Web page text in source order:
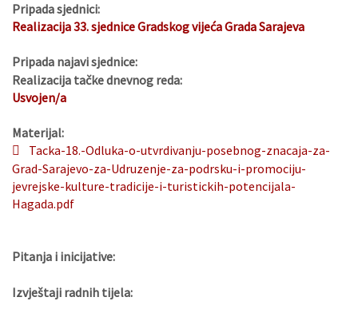
Pripada sjednici:
Realizacija 33. sjednice Gradskog vijeća Grada Sarajeva
Pripada najavi sjednice:
Realizacija tačke dnevnog reda:
Usvojen/a
Materijal:
Tacka-18.-Odluka-o-utvrdivanju-posebnog-znacaja-za-
Grad-Sarajevo-za-Udruzenje-za-podrsku-i-promociju-
jevrejske-kulture-tradicije-i-turistickih-potencijala-
Hagada.pdf
Pitanja i inicijative:
Izvještaji radnih tijela: